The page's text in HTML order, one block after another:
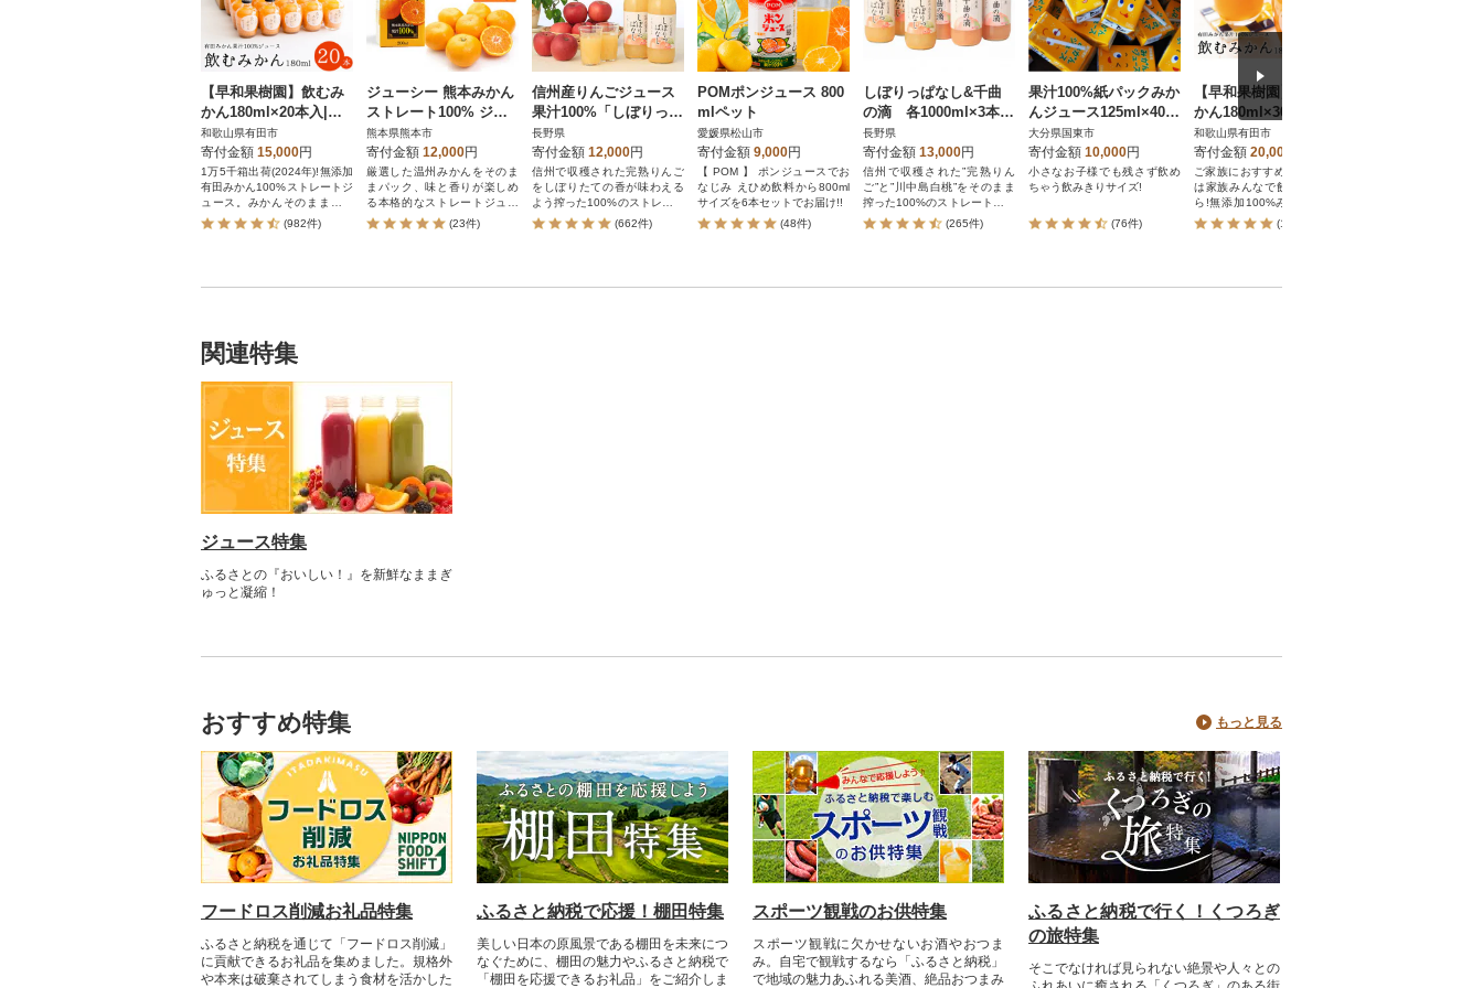
【早和果樹園】飲むみ
かん180ml×20本入|有
田みかん100%ストレー
トジュース
和歌山県有田市
寄付金額 15,000円
1万5千箱出荷(2024年)!無添加
有田みかん100%ストレートジ
ュース。みかんそのままの味
わいです
(982件)
ジューシー 熊本みかん
ストレート100% ジュ
ース 200ml×24本【JA
熊本果実連】
熊本県熊本市
寄付金額 12,000円
厳選した温州みかんをそのま
まパック、味と香りが楽しめ
る本格的なストレートジュー
ス!!
(23件)
信州産りんごジュース
果汁100%「しぼりっぱ
なし」1,000ml×6本
長野県
寄付金額 12,000円
信州で収穫された完熟りんご
をしぼりたての香が味わえる
よう搾った100%のストレート
ジュースです。 (662件)
POMポンジュース 800
mlペット
愛媛県松山市
寄付金額 9,000円
【 POM 】 ポンジュースでお
なじみ えひめ飲料から800ml
サイズを6本セットでお届け!!
(48件)
しぼりっぱなし&千曲
の滴 各1000ml×3本
(計6本)
長野県
寄付金額 13,000円
信州で収穫された”完熟りん
ご”と”川中島白桃”をそのまま
搾った100%のストレートジュ
ースセット
(265件)
果汁100%紙パックみか
んジュース125ml×40本
_1521R
大分県国東市
寄付金額 10,000円
小さなお子様でも残さず飲め
ちゃう飲みきりサイズ!
(76件)
【早和果樹園】飲むみ
かん180ml×30本入|有
田みかん100%ストレー
トジュース
和歌山県有田市
寄付金額 20,000
ご家族におすすめ!毎朝の元気
は家族みんなで飲むみかんか
ら!無添加100%みかんジュー
スで安心の毎日を(109件)
関連特集
ジュース特集
ふるさとの『おいしい！』を新鮮なままぎ
ゅっと凝縮！
おすすめ特集 もっと見る
フードロス削減お礼品特集
ふるさと納税を通じて「フードロス削減」
に貢献できるお礼品を集めました。規格外
や本来は破棄されてしまう食材を活かした
ふるさと納税で応援！棚田特集
美しい日本の原風景である棚田を未来につ
なぐために、棚田の魅力やふるさと納税で
「棚田を応援できるお礼品」をご紹介しま
スポーツ観戦のお供特集
スポーツ観戦に欠かせないお酒やおつま
み。自宅で観戦するなら「ふるさと納税」
で地域の魅力あふれる美酒、絶品おつまみ
ふるさと納税で行く！くつろぎ
の旅特集
そこでなければ見られない絶景や人々との